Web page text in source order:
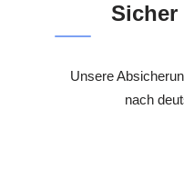
Sicher
Unsere
nach